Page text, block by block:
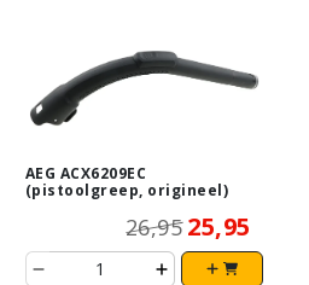
AEG ACX6209EC
(pistoolgreep, origineel)
26,95 25,95